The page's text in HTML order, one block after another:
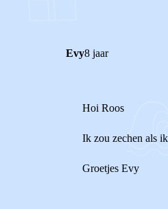
Evy8 jaar
Hoi Roos
Ik zou zechen als
Groetjes Evy